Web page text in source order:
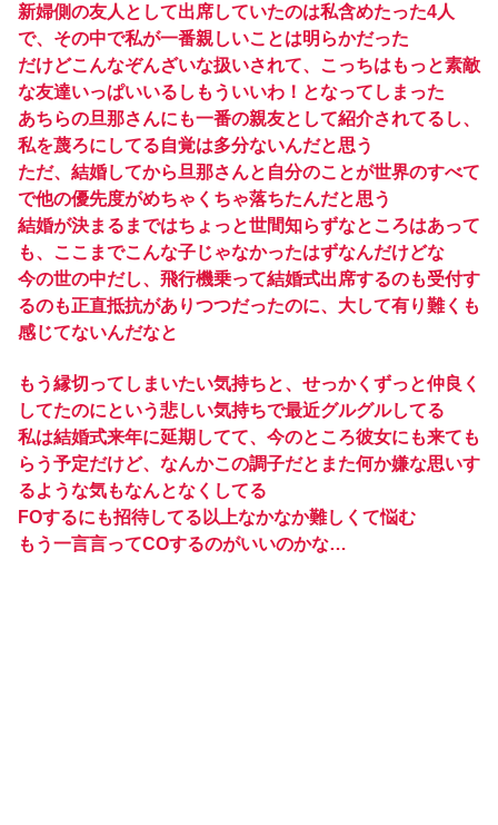
新婦側の友人として出席していたのは私含めたった4人
で、その中で私が一番親しいことは明らかだった
だけどこんなぞんざいな扱いされて、こっちはもっと素敵
な友達いっぱいいるしもういいわ！となってしまった
あちらの旦那さんにも一番の親友として紹介されてるし、
私を蔑ろにしてる自覚は多分ないんだと思う
ただ、結婚してから旦那さんと自分のことが世界のすべて
で他の優先度がめちゃくちゃ落ちたんだと思う
結婚が決まるまではちょっと世間知らずなところはあって
も、ここまでこんな子じゃなかったはずなんだけどな
今の世の中だし、飛行機乗って結婚式出席するのも受付す
るのも正直抵抗がありつつだったのに、大して有り難くも
感じてないんだなと
もう縁切ってしまいたい気持ちと、せっかくずっと仲良く
してたのにという悲しい気持ちで最近グルグルしてる
私は結婚式来年に延期してて、今のところ彼女にも来ても
らう予定だけど、なんかこの調子だとまた何か嫌な思いす
るような気もなんとなくしてる
FOするにも招待してる以上なかなか難しくて悩む
もう一言言ってCOするのがいいのかな…